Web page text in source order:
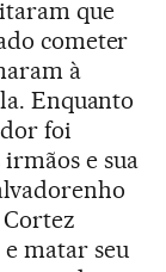
que
cometer
à
Enquanto
foi
e sua
matar seu